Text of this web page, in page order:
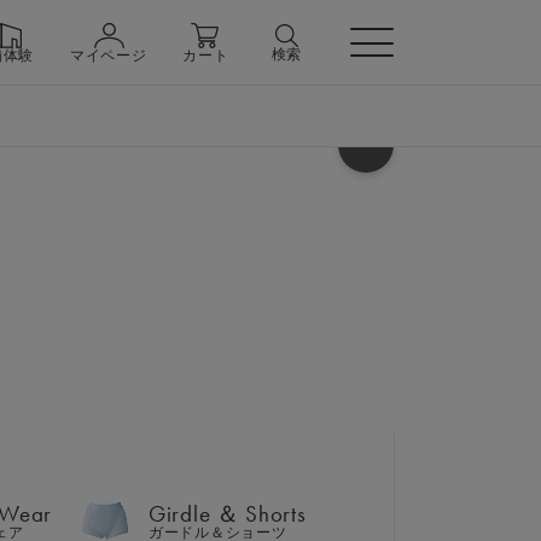
体験 マイページ カート 検索
ア
Girdle ＆ Shorts
ガードル＆ショーツ